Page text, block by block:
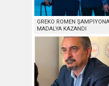
GREKO ROMEN
MADALYA KAZANDI